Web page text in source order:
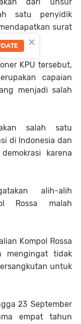
satu penyidik
surat
KPU tersebut,
capaian
menjadi salah
salah satu
di Indonesia dan
karena
alih-alih
Rossa malah
Kompol Rossa
mengingat tidak
untuk
23 September
empat tahun
×